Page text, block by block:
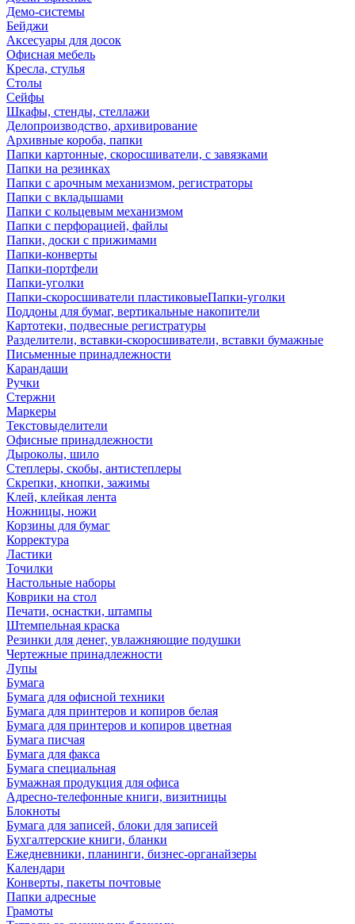
Демо-системы
Бейджи
Аксесуары для досок
Офисная мебель
Кресла, стулья
Столы
Сейфы
Шкафы, стенды, стеллажи
Делопроизводство, архивирование
Архивные короба, папки
Папки картонные, скоросшиватели, с завязками
Папки на резинках
Папки с арочным механизмом, регистраторы
Папки с вкладышами
Папки с кольцевым механизмом
Папки с перфорацией, файлы
Папки, доски с прижимами
Папки-конверты
Папки-портфели
Папки-уголки
Папки-скоросшиватели пластиковыеПапки-уголки
Поддоны для бумаг, вертикальные накопители
Картотеки, подвесные регистратуры
Разделители, вставки-скоросшиватели, вставки бумажные
Письменные принадлежности
Карандаши
Ручки
Стержни
Маркеры
Текстовыделители
Офисные принадлежности
Дыроколы, шило
Степлеры, скобы, антистеплеры
Скрепки, кнопки, зажимы
Клей, клейкая лента
Ножницы, ножи
Корзины для бумаг
Корректура
Ластики
Точилки
Настольные наборы
Коврики на стол
Печати, оснастки, штампы
Штемпельная краска
Резинки для денег, увлажняющие подушки
Чертежные принадлежности
Лупы
Бумага
Бумага для офисной техники
Бумага для принтеров и копиров белая
Бумага для принтеров и копиров цветная
Бумага писчая
Бумага для факса
Бумага специальная
Бумажная продукция для офиса
Адресно-телефонные книги, визитницы
Блокноты
Бумага для записей, блоки для записей
Бухгалтерские книги, бланки
Ежедневники, планинги, бизнес-органайзеры
Календари
Конверты, пакеты почтовые
Папки адресные
Грамоты